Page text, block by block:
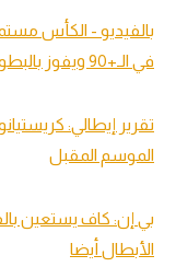
بالفيديو - الكأس
في الـ+90 ويفوز بالبطولة العربية
تقرير إيطالي:
الموسم المقبل
بي إن: كاف يستعين
الأبطال أيضا